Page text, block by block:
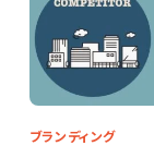
ブランディング